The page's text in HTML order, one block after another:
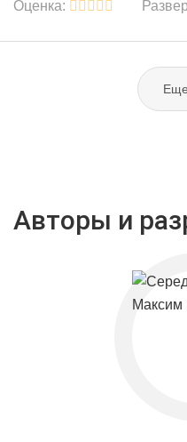
Оценка:
Авторы и